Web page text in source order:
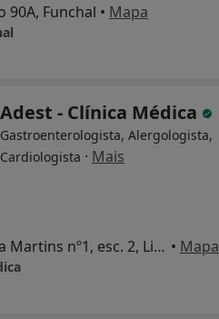
90A, Funchal • Mapa
Adest - Clínica Médica
Gastroenterologista, Alergologista,
Cardiologista · Mais
Largo Luzia Maria Martins nº1, esc. 2, Lisboa • Mapa